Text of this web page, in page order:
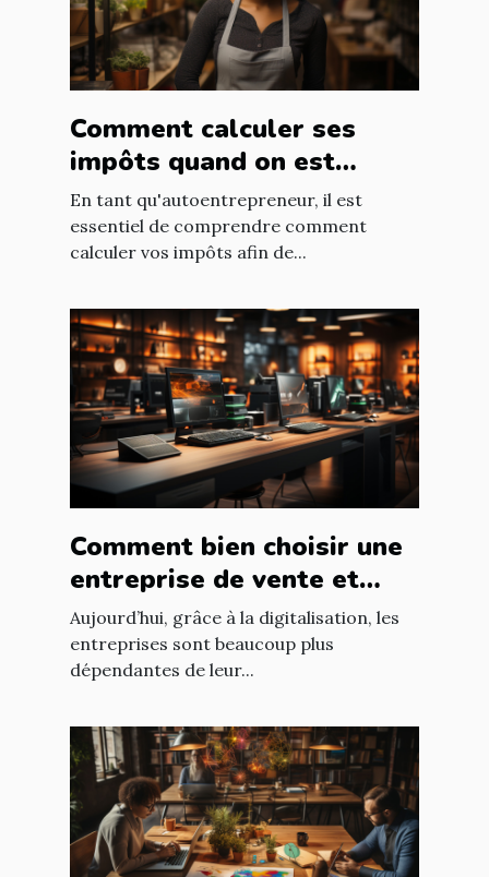
Comment calculer ses
impôts quand on est
autoentrepreneur ?
En tant qu'autoentrepreneur, il est
essentiel de comprendre comment
calculer vos impôts afin de...
Comment bien choisir une
entreprise de vente et
d'installation de parc
informatique ?
Aujourd’hui, grâce à la digitalisation, les
entreprises sont beaucoup plus
dépendantes de leur...